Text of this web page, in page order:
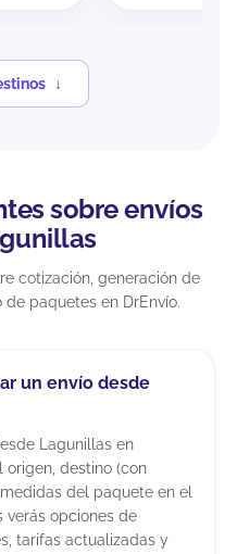
sobre envíos
cotización, generación de
paquetes en DrEnvío.
un envío desde
Lagunillas en
origen, destino (con
del paquete en el
verás opciones de
tarifas actualizadas y